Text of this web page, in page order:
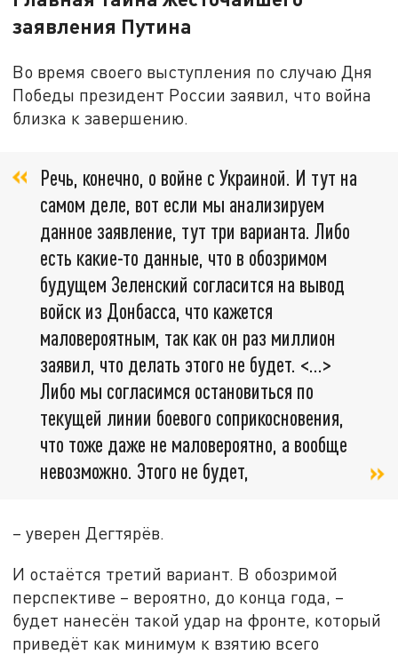
заявления Путина
Во время своего выступления по случаю Дня
Победы президент России заявил, что война
близка к завершению.
Речь, конечно, о войне с Украиной. И тут на
самом деле, вот если мы анализируем
данное заявление, тут три варианта. Либо
есть какие-то данные, что в обозримом
будущем Зеленский согласится на вывод
войск из Донбасса, что кажется
маловероятным, так как он раз миллион
заявил, что делать этого не будет. <…>
Либо мы согласимся остановиться по
текущей линии боевого соприкосновения,
что тоже даже не маловероятно, а вообще
невозможно. Этого не будет,
– уверен Дегтярёв.
И остаётся третий вариант. В обозримой
перспективе – вероятно, до конца года, –
будет нанесён такой удар на фронте, который
приведёт как минимум к взятию всего